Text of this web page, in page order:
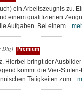
ein Arbeitszeugnis zu.
einem qualifizierten
Aufgaben. Bei einem...
Ditz) Premium
Hierbei bringt der
kommt die Vier-
Tätigkeiten zum...